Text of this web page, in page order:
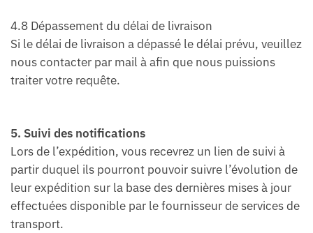
4.8 Dépassement du délai de livraison
Si le délai de livraison a dépassé le délai prévu, veuillez
nous contacter par mail à afin que nous puissions
traiter votre requête.
5. Suivi des notifications
Lors de l’expédition, vous recevrez un lien de suivi à
partir duquel ils pourront pouvoir suivre l’évolution de
leur expédition sur la base des dernières mises à jour
effectuées disponible par le fournisseur de services de
transport.